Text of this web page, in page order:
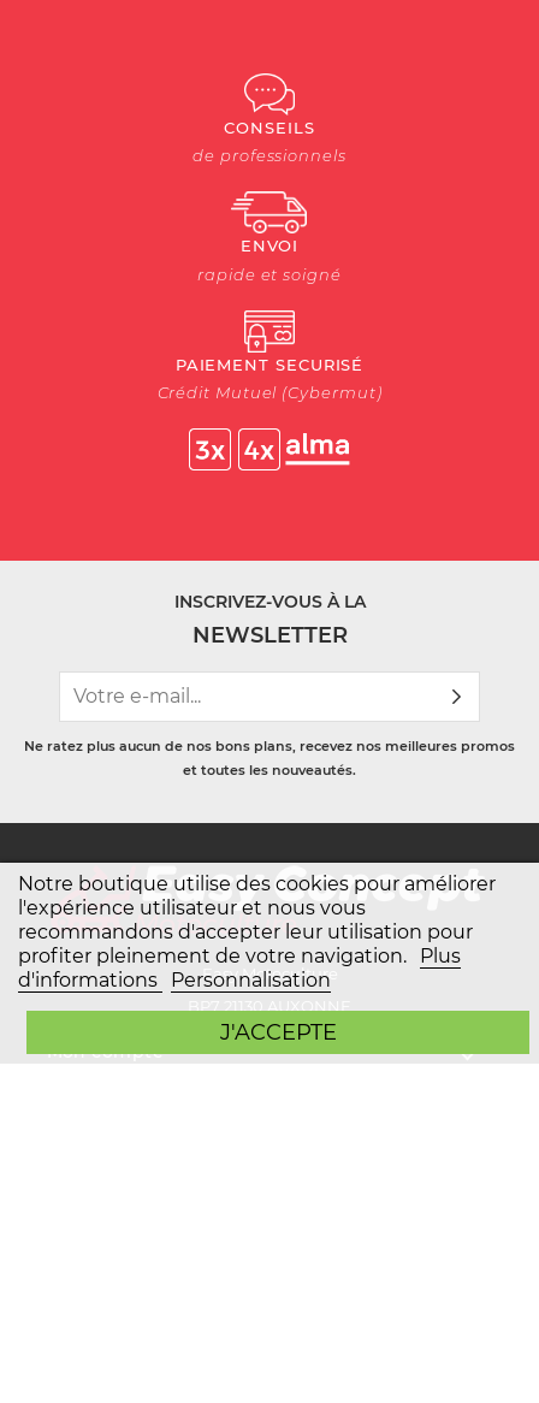
Notre boutique utilise des cookies pour améliorer
l'expérience utilisateur et nous vous
recommandons d'accepter leur utilisation pour
profiter pleinement de votre navigation.
Plus
d'informations
Personnalisation
J'ACCEPTE
CONSEILS
de professionnels
ENVOI
rapide et soigné
PAIEMENT SECURISÉ
Crédit Mutuel (Cybermut)
INSCRIVEZ-VOUS À LA
NEWSLETTER
Ne ratez plus aucun de nos bons plans, recevez nos meilleures promos
et toutes les nouveautés.
Easy Motoculture
Mon compte